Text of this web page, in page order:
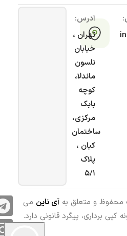
آدرس:
تهران ،
خیابان
نلسون
ماندلا،
کوچه
بابک
مرکزی،
ساختمان
کیان ،
پلاک
۵/۱
و متعلق به آی ناین می
کپی برداری، پیگرد قانونی دارد.